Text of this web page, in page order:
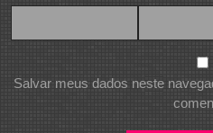
Salvar meus dados neste